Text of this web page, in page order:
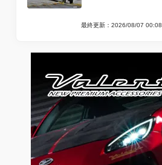
最終更新：2026/08/07 00:08